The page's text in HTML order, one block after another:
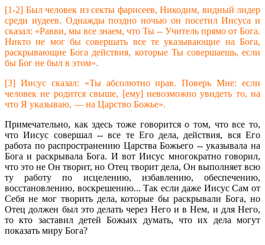
[1-2] Был человек из секты фарисеев, Никодим, видный лидер
среди иудеев. Однажды поздно ночью он посетил Иисуса и
сказал: «Равви, мы все знаем, что Ты -- Учитель прямо от Бога.
Никто не мог бы совершать все те указывающие на Бога,
раскрывающие Бога действия, которые Ты совершаешь, если
бы Бог не был в этом».
[3] Иисус сказал: «Ты абсолютно прав. Поверь Мне: если
человек не родится свыше, [ему] невозможно увидеть то, на
что Я указываю, — на Царство Божье».
Примечательно, как здесь тоже говорится о том, что все то,
что Иисус совершал -- все те Его дела, действия, вся Его
работа по распространению Царства Божьего -- указывала на
Бога и раскрывала Бога. И вот Иисус многократно говорил,
что это не Он творит, но Отец творит дела, Он выполняет всю
ту работу по исцелению, избавлению, обеспечению,
восстановлению, воскрешению... Так если даже Иисус Сам от
Себя не мог творить дела, которые бы раскрывали Бога, но
Отец должен был это делать через Него и в Нем, и для Него,
то кто заставил детей Божьих думать, что их дела могут
показать миру Бога?